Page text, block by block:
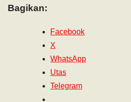
Bagikan:
Facebook
X
WhatsApp
Utas
Telegram